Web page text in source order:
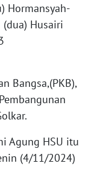
Hormansyah-
Husairi
Bangsa,(PKB),
Agung HSU itu
(4/11/2024)